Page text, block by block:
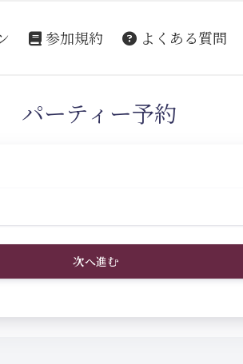
参加規約 よくある質問
パーティー予約
次へ進む